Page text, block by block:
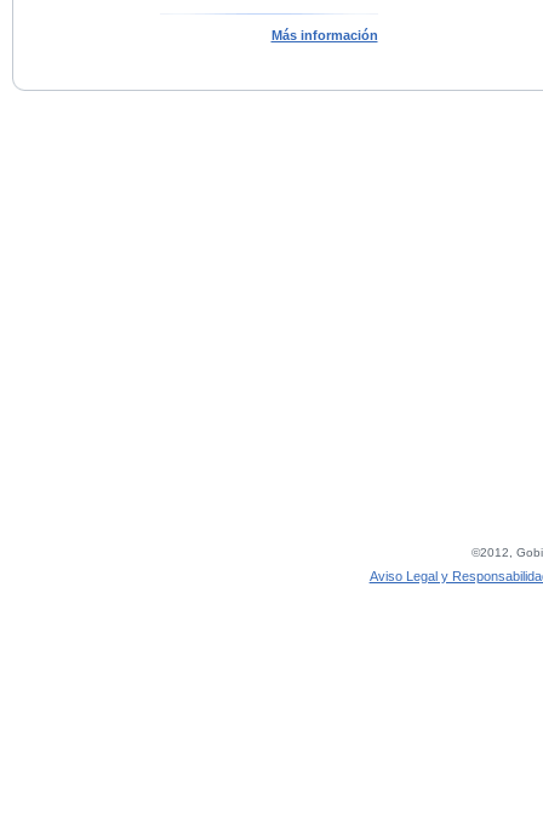
Más información
©2012,
Aviso Legal y